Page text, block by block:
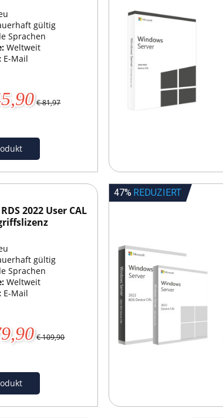
gültig
Sprachen
Weltweit
E-Mail
€ 81,97
2022 User CAL
gültig
Sprachen
Weltweit
E-Mail
€ 109,90
47% REDUZIERT